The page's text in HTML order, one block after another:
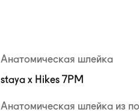
Анатомическая шлейка
staya x Hikes 7PM
Анатомическая шлейка из